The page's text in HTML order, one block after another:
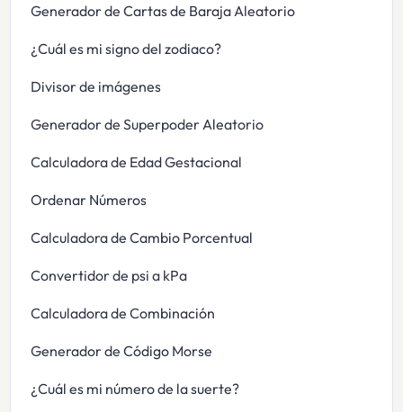
Generador de Cartas de Baraja Aleatorio
¿Cuál es mi signo del zodiaco?
Divisor de imágenes
Generador de Superpoder Aleatorio
Calculadora de Edad Gestacional
Ordenar Números
Calculadora de Cambio Porcentual
Convertidor de psi a kPa
Calculadora de Combinación
Generador de Código Morse
¿Cuál es mi número de la suerte?